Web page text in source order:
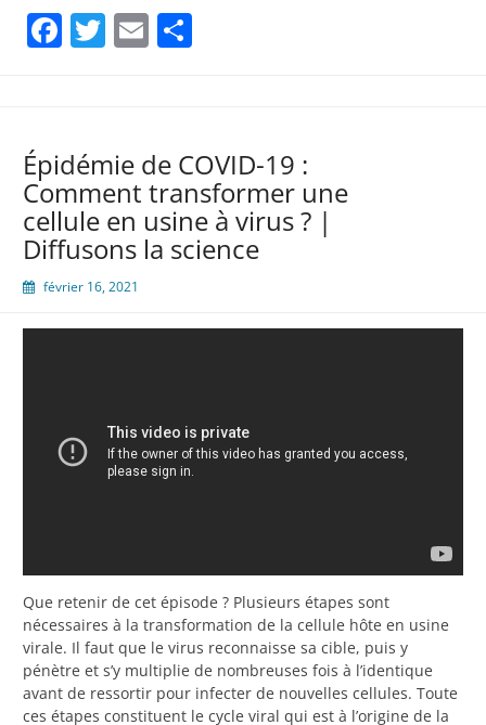
Facebook
Twitter
Email
Épidémie de COVID-19 :
Comment transformer une
cellule en usine à virus ? |
Diffusons la science
février 16, 2021
Que retenir de cet épisode ? Plusieurs étapes sont
nécessaires à la transformation de la cellule hôte en usine
virale. Il faut que le virus reconnaisse sa cible, puis y
pénètre et s’y multiplie de nombreuses fois à l’identique
avant de ressortir pour infecter de nouvelles cellules. Toute
ces étapes constituent le cycle viral qui est à l’origine de la